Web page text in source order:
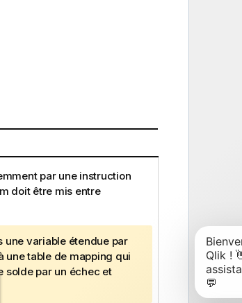
par une instruction
doit être mis entre
une variableétendue par
une table de mapping qui
solde par un échec et